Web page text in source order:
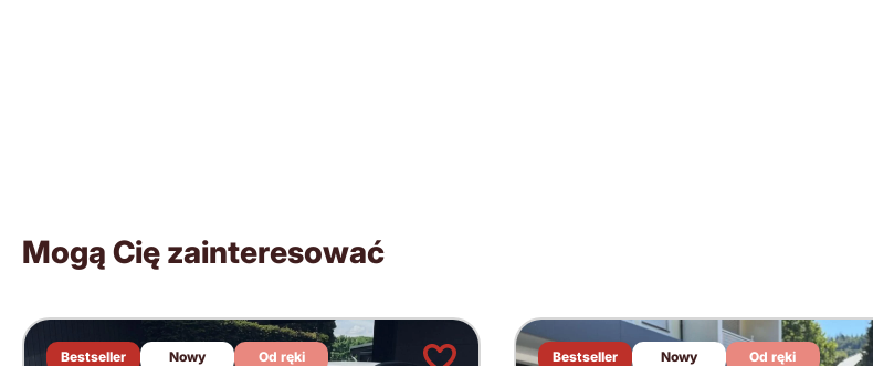
Mogą Cię zainteresować
Bestseller Nowy Od ręki Bestseller Nowy Od ręki